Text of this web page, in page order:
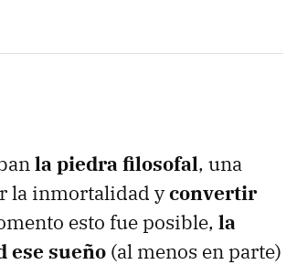
la piedra filosofal, una
la inmortalidad yconvertir
esto fue posible, la
ese sueño (al menos en parte)